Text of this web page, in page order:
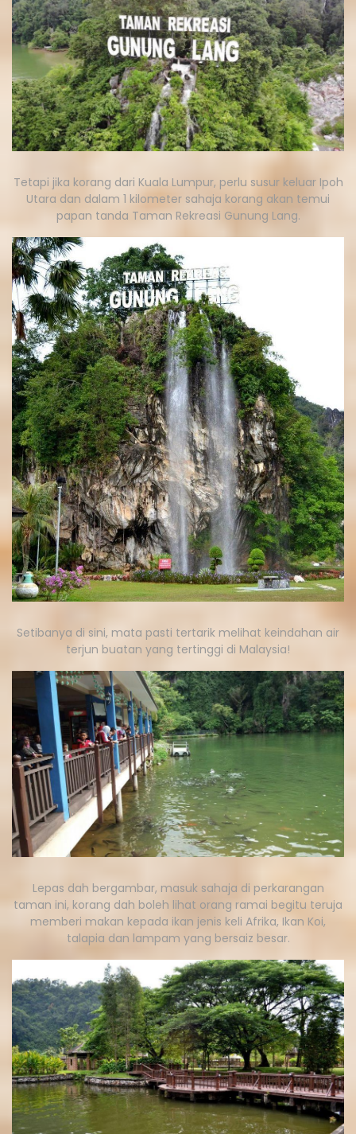
Tetapi jika korang dari Kuala Lumpur, perlu susur keluar Ipoh
Utara dan dalam 1 kilometer sahaja korang akan temui
papan tanda Taman Rekreasi Gunung Lang.
Setibanya di sini, mata pasti tertarik melihat keindahan air
terjun buatan yang tertinggi di Malaysia!
Lepas dah bergambar, masuk sahaja di perkarangan
taman ini, korang dah boleh lihat orang ramai begitu teruja
memberi makan kepada ikan jenis keli Afrika, Ikan Koi,
talapia dan lampam yang bersaiz besar.